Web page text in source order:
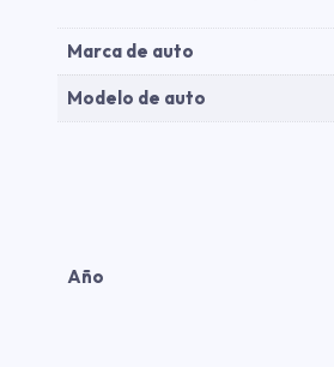
Marca de auto
Modelo de auto
Año